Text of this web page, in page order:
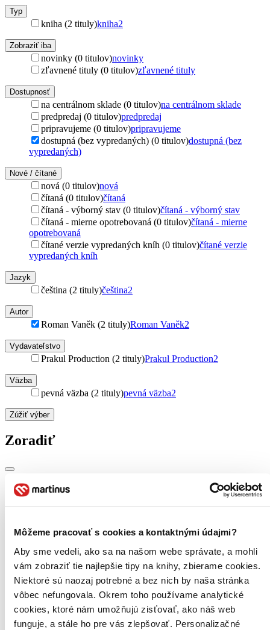
Môžeme pracovať s cookies a kontaktnými údajmi?
Aby sme vedeli, ako sa na našom webe správate, a mohli
vám zobraziť tie najlepšie tipy na knihy, zbierame cookies.
Niektoré sú naozaj potrebné a bez nich by naša stránka
vôbec nefungovala. Okrem toho používame analytické
cookies, ktoré nám umožňujú zisťovať, ako náš web
funguje, a stále ho pre vás zlepšovať. Personalizačné
Typ
kniha (2 tituly)kniha2
Zobraziť iba
novinky (0 titulov)novinky
zľavnené tituly (0 titulov)zľavnené tituly
Dostupnosť
na centrálnom sklade (0 titulov)na centrálnom sklade
predpredaj (0 titulov)predpredaj
pripravujeme (0 titulov)pripravujeme
dostupná (bez vypredaných) (0 titulov)dostupná (bez
vypredaných)
Nové / čítané
nová (0 titulov)nová
čítaná (0 titulov)čítaná
čítaná - výborný stav (0 titulov)čítaná - výborný stav
čítaná - mierne opotrebovaná (0 titulov)čítaná - mierne
opotrebovaná
čítané verzie vypredaných kníh (0 titulov)čítané verzie
vypredaných kníh
Jazyk
čeština (2 tituly)čeština2
Autor
Roman Vaněk (2 tituly)Roman Vaněk2
Vydavateľstvo
Prakul Production (2 tituly)Prakul Production2
Väzba
pevná väzba (2 tituly)pevná väzba2
Zúžiť výber
Zoradiť
Top hodnotené
Najdrahšie
Najlacnejšie
Najvyššia zľava
Použité filtre
Zrušiť filtre
Autor Roman Vaněk
dostupné